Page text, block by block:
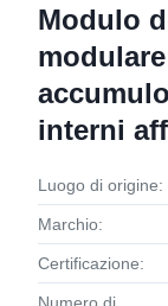
Modulo
interni
Luogo di origine:
Marchio:
Certificazione: